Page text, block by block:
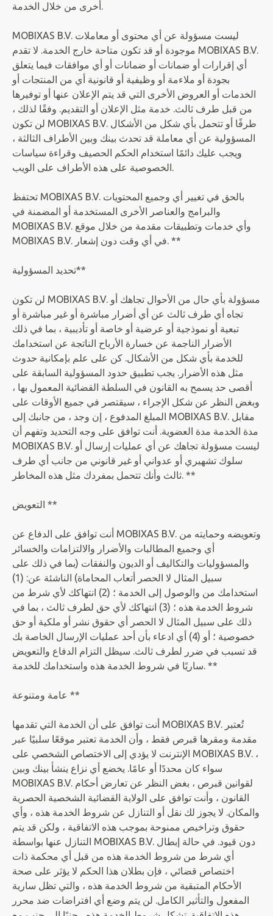
أخرى من خلال الخدمة.
MOBIXAS B.V. ليست مسؤولة عن أي محتوى أو معاملات
موجودة أو قد تكون متاحة خارج الخدمة. لا تقدم MOBIXAS B.V.
أي إقرارات أو ضمانات أو ضمانات أو أي موافقات فيما يتعلق
بجودة أو ملاءمة أو وظيفية أو قانونية أي من المنتجات أو
الخدمات أو العروض الأخرى التي قد يتم الإعلان عنها أو توفيرها
من قبل طرف ثالث. خدمة مثل الإعلان أو التقديم. وفقًا لذلك ،
لن تكون MOBIXAS B.V. طرفًا أو تتحمل بأي شكل من الأشكال
المسؤولية عن أي معاملة قد تحدث بينك وبين الأطراف الثالثة ،
ويجب عليك دائمًا استخدام الحكم الحصيف وقراءة سياسات
الخصوصية على هذه الأطراف على الويب.
تحتفظ MOBIXAS B.V. بالحق في تغيير أي وجميع المحتويات
والبرامج والعناصر الأخرى المستخدمة أو المضمنة في
MOBIXAS B.V. وأي خدمات وتطبيقات مقدمة من خلال موقع
MOBIXAS B.V. في أي وقت دون إشعار. **
تحديد المسؤولية**
لن تكون MOBIXAS B.V. مسؤولة بأي حال من الأحوال تجاهك أو
تجاه أي طرف ثالث عن أي أضرار مباشرة أو غير مباشرة أو
تبعية أو نموذجية أو عرضية أو خاصة أو تأديبية ، بما في ذلك
الأضرار الناجمة عن خسارة الأرباح الناتجة عن استخدامك
للخدمة بأي شكل من الأشكال. كن على علم بإمكانية حدوث
مثل هذه الأضرار. يجب تطبيق حدود المسؤولية السابقة على
أقصى حد يسمح به القانون في السلطة القضائية المعمول بها ،
وبغض النظر عن شكل الإجراء ، سيقتصر في جميع الأوقات على
المبلغ المدفوع ، إن وجد ، من جانبك إلى MOBIXAS B.V. مقابل
مدة الخدمة مدة العضوية. أنت توافق على وجه التحديد وتفهم أن
MOBIXAS B.V. ليست مسؤولة تجاهك عن أي عمليات إرسال أو
سلوك تشهيري أو عدواني أو غير قانوني من جانب أي طرف
ثالث وأنك تتحمل بمفردك مثل هذه المخاطر. **
التعويض **
أنت توافق على الدفاع عن MOBIXAS B.V. وتعويضه وحمايته من
أي وجميع المطالبات والأضرار والالتزامات والخسائر
والمسؤوليات والتكاليف أو الديون والنفقات (بما في ذلك على
سبيل المثال لا الحصر أتعاب المحاماة) الناشئة عن: (1)
استخدامك من والوصول إلى الخدمة ؛ (2) انتهاكك لأي شرط من
شروط الخدمة هذه ؛ (3) انتهاكك لأي حق لطرف ثالث ، بما في
ذلك على سبيل المثال لا الحصر أي حقوق نشر أو ملكية أو حق
خصوصية ؛ أو (4) أي ادعاء بأن أحد عمليات الإرسال الخاصة بك
قد تسبب في ضرر لطرف ثالث. سيظل التزام الدفاع والتعويض
ساريًا في شروط الخدمة هذه واستخدامك للخدمة. **
عامة ومتنوعة **
أنت توافق على أن الخدمة التي تقدمها MOBIXAS B.V. تُعتبر
مقدمة ومقرها قبرص فقط ، وأن الخدمة تعتبر موقعًا سلبيًا عبر
الإنترنت لا يؤدي إلى الاختصاص الشخصي على MOBIXAS B.V. ،
سواء كان محددًا أو عامًا. يخضع أي نزاع ينشأ بينك وبين
MOBIXAS B.V. لقوانين قبرص ، بغض النظر عن تعارض أحكام
القانون ، وأنت توافق على الولاية القضائية الشخصية الحصرية
والمكان. لا يجوز لك نقل أو التنازل عن شروط الخدمة هذه ، وأي
حقوق وتراخيص ممنوحة بموجب هذه الاتفاقية ، ولكن قد يتم
التنازل عنها بواسطة MOBIXAS B.V. دون قيود. في حالة إبطال
أي شرط من شروط الخدمة هذه من قبل أي محكمة ذات
اختصاص قضائي ، فإن بطلان هذا الحكم لا يؤثر على صحة
الأحكام المتبقية من شروط الخدمة هذه ، والتي تظل سارية
المفعول والتأثير الكامل. لن يتم وضع أي افتراضات ضد محرر